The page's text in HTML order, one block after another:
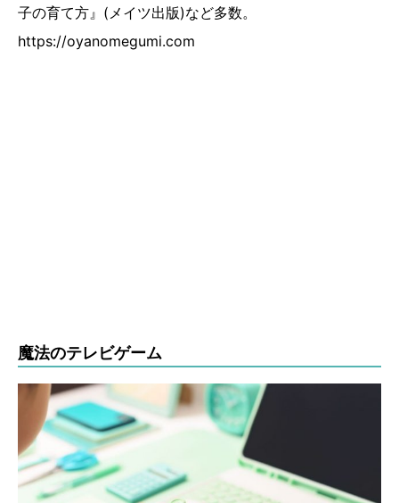
子の育て方』(メイツ出版)など多数。
https://oyanomegumi.com
魔法のテレビゲーム